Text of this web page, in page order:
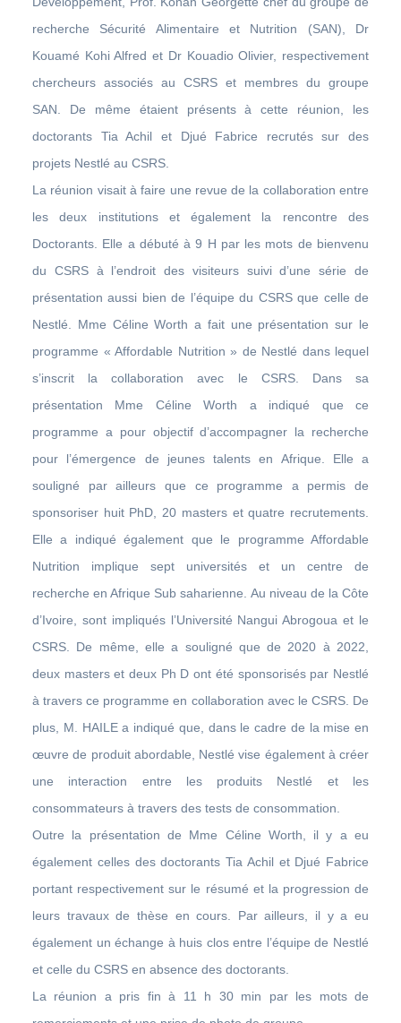
recherche Sécurité Alimentaire et Nutrition (SAN), Dr
Kouamé Kohi Alfred et Dr Kouadio Olivier, respectivement
chercheurs associés au CSRS et membres du groupe
SAN. De même étaient présents à cette réunion, les
doctorants Tia Achil et Djué Fabrice recrutés sur des
projets Nestlé au CSRS.
La réunion visait à faire une revue de la collaboration entre
les deux institutions et également la rencontre des
Doctorants. Elle a débuté à 9 H par les mots de bienvenu
du CSRS à l’endroit des visiteurs suivi d’une série de
présentation aussi bien de l’équipe du CSRS que celle de
Nestlé. Mme Céline Worth a fait une présentation sur le
programme « Affordable Nutrition » de Nestlé dans lequel
s’inscrit la collaboration avec le CSRS. Dans sa
présentation Mme Céline Worth a indiqué que ce
programme a pour objectif d’accompagner la recherche
pour l’émergence de jeunes talents en Afrique. Elle a
souligné par ailleurs que ce programme a permis de
sponsoriser huit PhD, 20 masters et quatre recrutements.
Elle a indiqué également que le programme Affordable
Nutrition implique sept universités et un centre de
recherche en Afrique Sub saharienne. Au niveau de la Côte
d’Ivoire, sont impliqués l’Université Nangui Abrogoua et le
CSRS. De même, elle a souligné que de 2020 à 2022,
deux masters et deux Ph D ont été sponsorisés par Nestlé
à travers ce programme en collaboration avec le CSRS. De
plus, M. HAILE a indiqué que, dans le cadre de la mise en
œuvre de produit abordable, Nestlé vise également à créer
une interaction entre les produits Nestlé et les
consommateurs à travers des tests de consommation.
Outre la présentation de Mme Céline Worth, il y a eu
également celles des doctorants Tia Achil et Djué Fabrice
portant respectivement sur le résumé et la progression de
leurs travaux de thèse en cours. Par ailleurs, il y a eu
également un échange à huis clos entre l’équipe de Nestlé
et celle du CSRS en absence des doctorants.
La réunion a pris fin à 11 h 30 min par les mots de